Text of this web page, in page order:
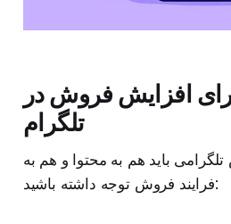
افزایش فروش در
تلگرام
باید هم به محتوا و هم به
فرایند فروش توجه داشته باشید: